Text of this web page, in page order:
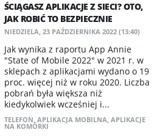
ŚCIĄGASZ APLIKACJE Z SIECI? OTO,
JAK ROBIĆ TO BEZPIECZNIE
NIEDZIELA, 23 PAŹDZIERNIKA 2022 (13:40)
Jak wynika z raportu App Annie
"State of Mobile 2022" w 2021 r. w
sklepach z aplikacjami wydano o 19
proc. więcej niż w roku 2020. Liczba
pobrań była większa niż
kiedykolwiek wcześniej i...
TELEFON, APLIKACJA MOBILNA, APLIKACJE
NA KOMÓRKI